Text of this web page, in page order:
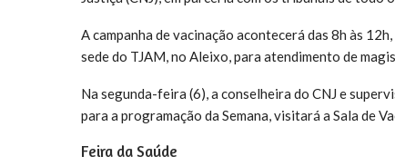
A campanha de vacinação acontecerá das 8h às
sede do TJAM, no Aleixo, para atendimento de
Na segunda-feira (6), a conselheira do CNJ e
para a programação da Semana, visitará a Sala de
Feira da Saúde